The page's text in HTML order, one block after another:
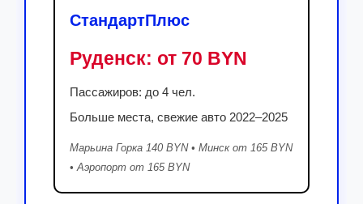
СтандартПлюс
Руденск: от 70 BYN
Пассажиров: до 4 чел.
Больше места, свежие авто 2022–2025
Марьина Горка 140 BYN • Минск от 165 BYN
• Аэропорт от 165 BYN